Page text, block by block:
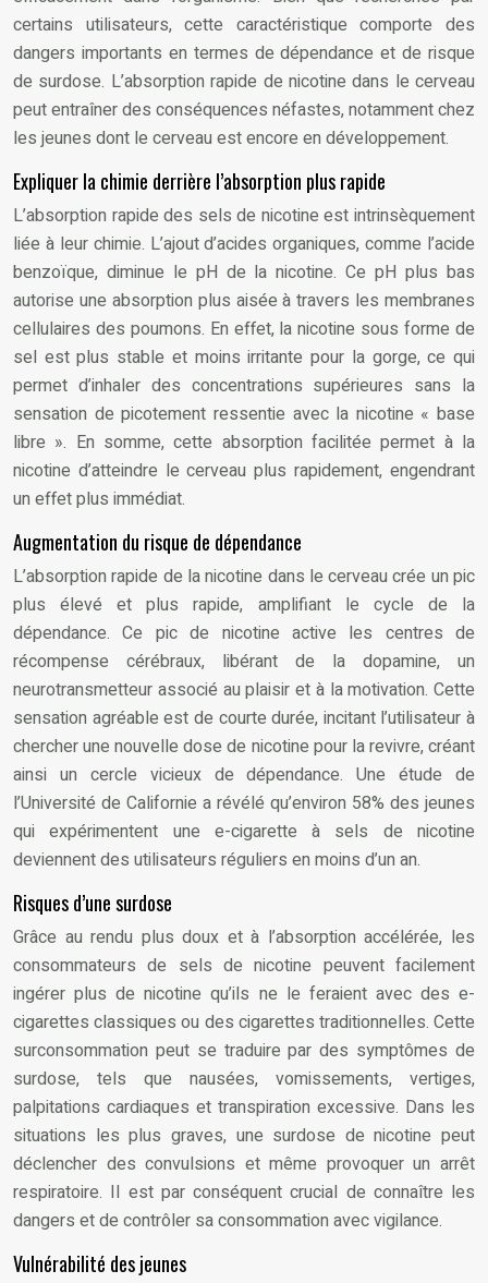
certains utilisateurs, cette caractéristique comporte des
dangers importants en termes de dépendance et de risque
de surdose. L’absorption rapide de nicotine dans le cerveau
peut entraîner des conséquences néfastes, notamment chez
les jeunes dont le cerveau est encore en développement.
Expliquer la chimie derrière l’absorption plus rapide
L’absorption rapide des sels de nicotine est intrinsèquement
liée à leur chimie. L’ajout d’acides organiques, comme l’acide
benzoïque, diminue le pH de la nicotine. Ce pH plus bas
autorise une absorption plus aisée à travers les membranes
cellulaires des poumons. En effet, la nicotine sous forme de
sel est plus stable et moins irritante pour la gorge, ce qui
permet d’inhaler des concentrations supérieures sans la
sensation de picotement ressentie avec la nicotine « base
libre ». En somme, cette absorption facilitée permet à la
nicotine d’atteindre le cerveau plus rapidement, engendrant
un effet plus immédiat.
Augmentation du risque de dépendance
L’absorption rapide de la nicotine dans le cerveau crée un pic
plus élevé et plus rapide, amplifiant le cycle de la
dépendance. Ce pic de nicotine active les centres de
récompense cérébraux, libérant de la dopamine, un
neurotransmetteur associé au plaisir et à la motivation. Cette
sensation agréable est de courte durée, incitant l’utilisateur à
chercher une nouvelle dose de nicotine pour la revivre, créant
ainsi un cercle vicieux de dépendance. Une étude de
l’Université de Californie a révélé qu’environ 58% des jeunes
qui expérimentent une e-cigarette à sels de nicotine
deviennent des utilisateurs réguliers en moins d’un an.
Risques d’une surdose
Grâce au rendu plus doux et à l’absorption accélérée, les
consommateurs de sels de nicotine peuvent facilement
ingérer plus de nicotine qu’ils ne le feraient avec des e-
cigarettes classiques ou des cigarettes traditionnelles. Cette
surconsommation peut se traduire par des symptômes de
surdose, tels que nausées, vomissements, vertiges,
palpitations cardiaques et transpiration excessive. Dans les
situations les plus graves, une surdose de nicotine peut
déclencher des convulsions et même provoquer un arrêt
respiratoire. Il est par conséquent crucial de connaître les
dangers et de contrôler sa consommation avec vigilance.
Vulnérabilité des jeunes